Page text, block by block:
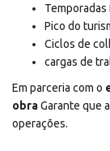
Pico do
Ciclos de
cargas de
Em parceria com o
obraGarante que
operações.